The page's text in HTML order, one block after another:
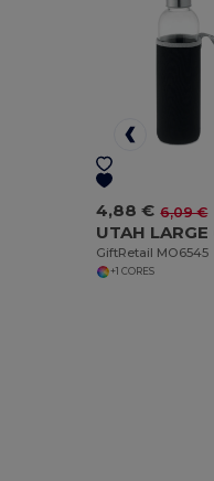
4,88 € 6,09 €
GiftRetail MO6545
+1 CORES